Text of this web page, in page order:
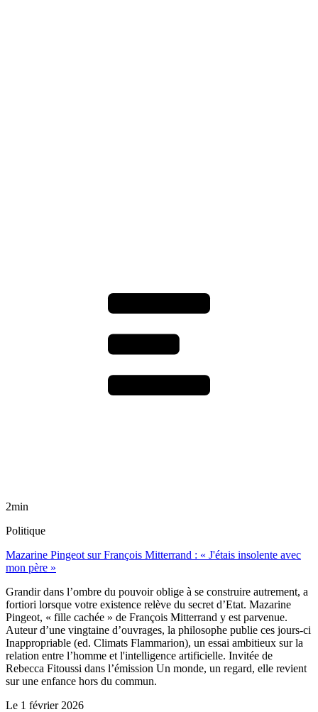
2min
Politique
Mazarine Pingeot sur François Mitterrand : « J'étais insolente avec
mon père »
Grandir dans l’ombre du pouvoir oblige à se construire autrement, a
fortiori lorsque votre existence relève du secret d’Etat. Mazarine
Pingeot, « fille cachée » de François Mitterrand y est parvenue.
Auteur d’une vingtaine d’ouvrages, la philosophe publie ces jours-ci
Inappropriable (ed. Climats Flammarion), un essai ambitieux sur la
relation entre l’homme et l'intelligence artificielle. Invitée de
Rebecca Fitoussi dans l’émission Un monde, un regard, elle revient
sur une enfance hors du commun.
Le 1 février 2026